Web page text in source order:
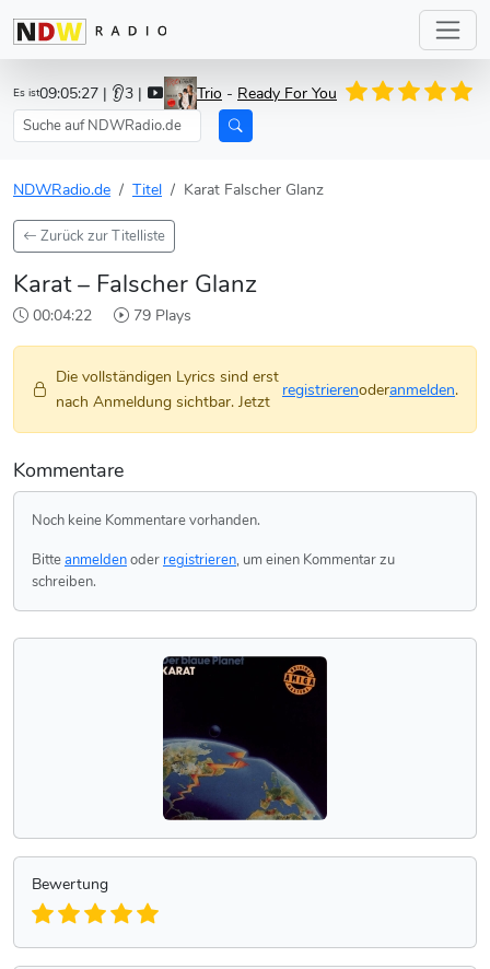
Es ist09:05:27 | 👂3 | Trio - Ready For You
NDWRadio.de Titel Karat Falscher Glanz
Zurück zur Titelliste
Karat – Falscher Glanz
00:04:22 79 Plays
Die vollständigen Lyrics sind erst
nach Anmeldung sichtbar. Jetzt
registrierenoderanmelden.
Kommentare
Noch keine Kommentare vorhanden.
Bitteanmeldenoder registrieren, um einen Kommentar zu
schreiben.
Bewertung